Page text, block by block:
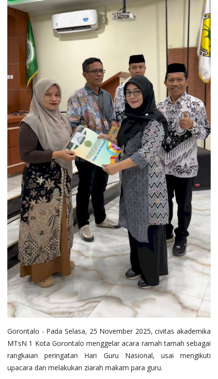
Whistleblowing System
Tentang Kami
Gorontalo - Pada Selasa, 25 November 2025, civitas akademika
MTsN 1 Kota Gorontalo menggelar acara ramah tamah sebagai
rangkaian peringatan Hari Guru Nasional, usai mengikuti
upacara dan melakukan ziarah makam para guru.